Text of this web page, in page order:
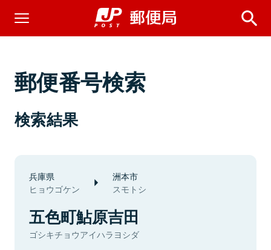
郵便番号検索
検索結果
兵庫県
ヒョウゴケン
洲本市
スモトシ
五色町鮎原吉田
ゴシキチョウアイハラヨシダ